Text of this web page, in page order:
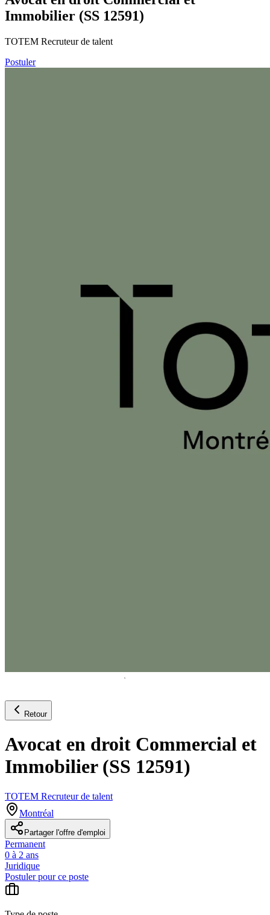
Immobilier (SS 12591)
TOTEM Recruteur de talent
Postuler
Retour
Avocat en droit Commercial et
Immobilier (SS 12591)
TOTEM Recruteur de talent
Montréal
Partager l'offre d'emploi
Permanent
0 à 2 ans
Juridique
Postuler pour ce poste